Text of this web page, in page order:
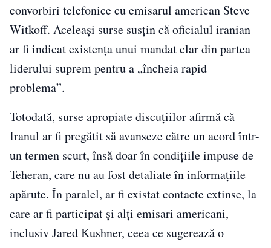
convorbiri telefonice cu emisarul american Steve
Witkoff. Aceleași surse susțin că oficialul iranian
ar fi indicat existența unui mandat clar din partea
liderului suprem pentru a „încheia rapid
problema”.
Totodată, surse apropiate discuțiilor afirmă că
Iranul ar fi pregătit să avanseze către un acord într-
un termen scurt, însă doar în condițiile impuse de
Teheran, care nu au fost detaliate în informațiile
apărute. În paralel, ar fi existat contacte extinse, la
care ar fi participat și alți emisari americani,
inclusiv Jared Kushner, ceea ce sugerează o